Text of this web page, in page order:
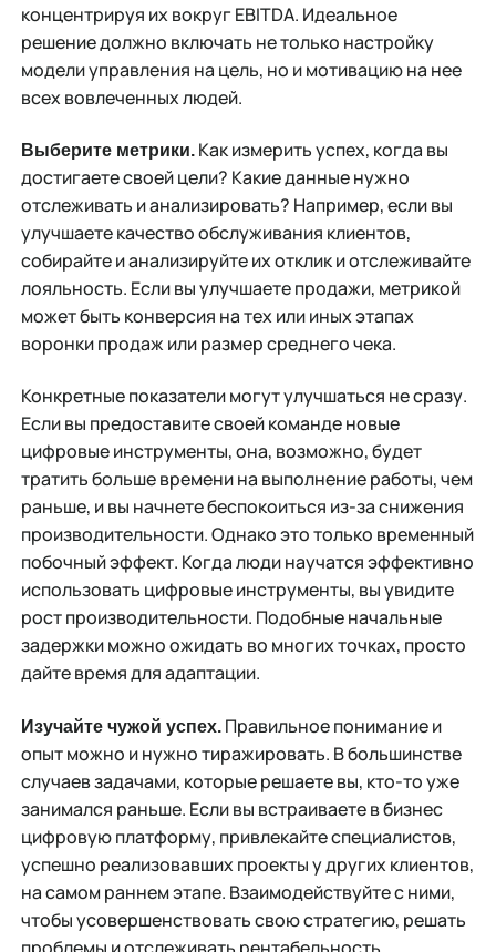
концентрируя их вокруг EBITDA. Идеальное
решение должно включать не только настройку
модели управления на цель, но и мотивацию на нее
всех вовлеченных людей.
Выберите метрики.Как измерить успех, когда вы
достигаете своей цели? Какие данные нужно
отслеживать и анализировать? Например, если вы
улучшаете качество обслуживания клиентов,
собирайте и анализируйте их отклик и отслеживайте
лояльность. Если вы улучшаете продажи, метрикой
может быть конверсия на тех или иных этапах
воронки продаж или размер среднего чека.
Конкретные показатели могут улучшаться не сразу.
Если вы предоставите своей команде новые
цифровые инструменты, она, возможно, будет
тратить больше времени на выполнение работы, чем
раньше, и вы начнете беспокоиться из-за снижения
производительности. Однако это только временный
побочный эффект. Когда люди научатся эффективно
использовать цифровые инструменты, вы увидите
рост производительности. Подобные начальные
задержки можно ожидать во многих точках, просто
дайте время для адаптации.
Изучайте чужой успех.Правильное понимание и
опыт можно и нужно тиражировать. В большинстве
случаев задачами, которые решаете вы, кто-то уже
занимался раньше. Если вы встраиваете в бизнес
цифровую платформу, привлекайте специалистов,
успешно реализовавших проекты у других клиентов,
на самом раннем этапе. Взаимодействуйте с ними,
чтобы усовершенствовать свою стратегию, решать